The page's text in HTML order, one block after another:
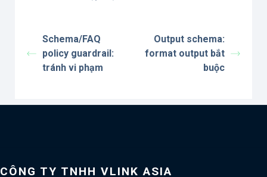
Schema/FAQ
policy guardrail:
tránh vi phạm
Output schema:
format output bắt
buộc
CÔNG TY TNHH VLINK ASIA